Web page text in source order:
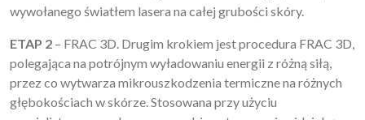
wywołanego światłem lasera na całej grubości skóry.
ETAP 2 – FRAC 3D. Drugim krokiem jest procedura FRAC 3D,
polegająca na potrójnym wyładowaniu energii z różną siłą,
przez co wytwarza mikrouszkodzenia termiczne na różnych
głębokościach w skórze. Stosowana przy użyciu